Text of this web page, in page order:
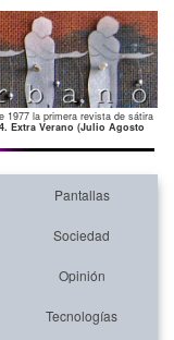
1977 la primera revista de sátira
Extra Verano (Julio Agosto
Pantallas
Sociedad
Opinión
Tecnologías